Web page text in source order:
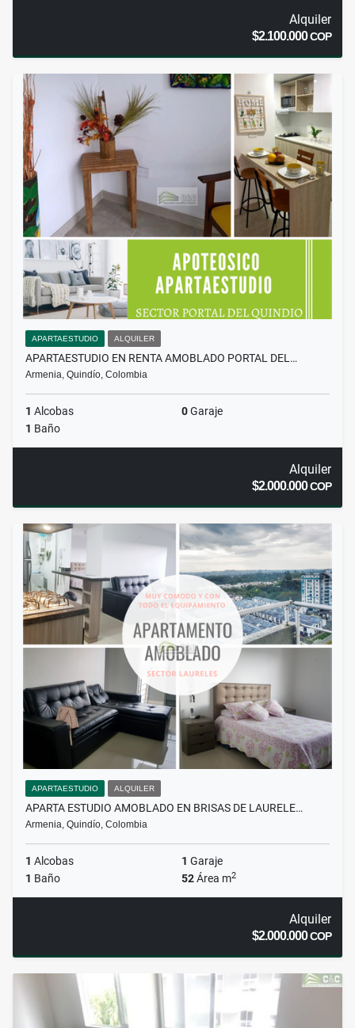
Alquiler
$2.100.000COP
APARTAESTUDIO ALQUILER
APARTAESTUDIO EN RENTA AMOBLADO PORTAL DEL…
Armenia, Quindío, Colombia
1 Alcobas 0Garaje
1 Baño
Alquiler
$2.000.000COP
APARTAESTUDIO ALQUILER
APARTA ESTUDIO AMOBLADO EN BRISAS DE LAURELE…
Armenia, Quindío, Colombia
1 Alcobas 1 Garaje
1 Baño 52Área m2
Alquiler
$2.000.000COP